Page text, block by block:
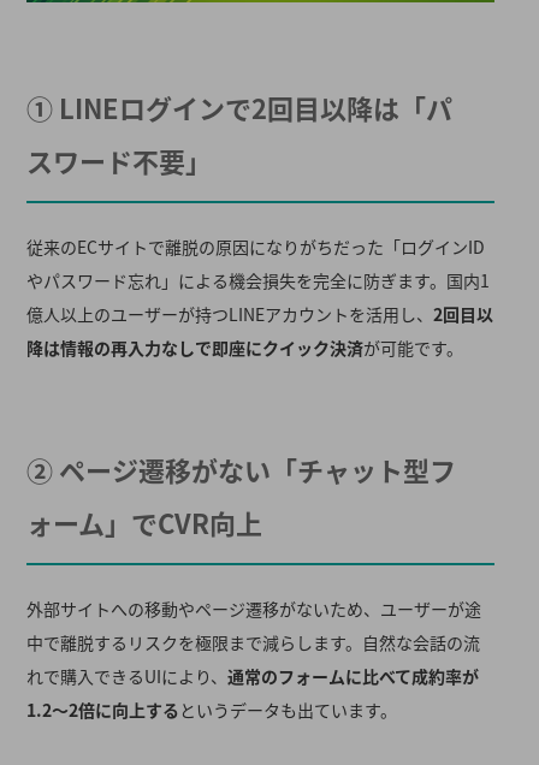
① LINEログインで2回目以降は「パ
スワード不要」
従来のECサイトで離脱の原因になりがちだった「ログインID
やパスワード忘れ」による機会損失を完全に防ぎます。国内1
億人以上のユーザーが持つLINEアカウントを活用し、 2回目以
降は情報の再入力なしで即座にクイック決済が可能です。
② ページ遷移がない「チャット型フ
ォーム」でCVR向上
外部サイトへの移動やページ遷移がないため、ユーザーが途
中で離脱するリスクを極限まで減らします。自然な会話の流
れで購入できるUIにより、 通常のフォームに比べて成約率が
1.2〜2倍に向上する というデータも出ています。